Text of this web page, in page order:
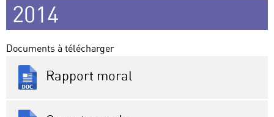
2014
Documents à télécharger
Rapport moral